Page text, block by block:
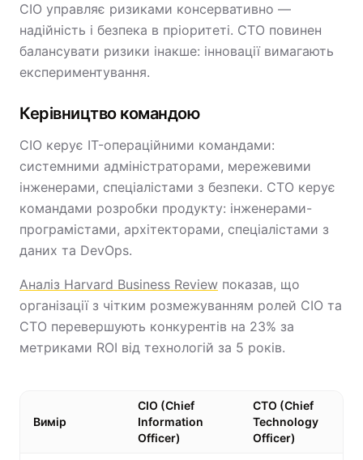
CIO управляє ризиками консервативно —
надійність і безпека в пріоритеті. CTO повинен
балансувати ризики інакше: інновації вимагають
експериментування.
Керівництво командою
CIO керує IT-операційними командами:
системними адміністраторами, мережевими
інженерами, спеціалістами з безпеки. CTO керує
командами розробки продукту: інженерами-
програмістами, архітекторами, спеціалістами з
даних та DevOps.
Аналіз Harvard Business Review показав, що
організації з чітким розмежуванням ролей CIO та
CTO перевершують конкурентів на 23% за
метриками ROI від технологій за 5 років.
Вимір
CIO (Chief
Information
Officer)
CTO (Chief
Technology
Officer)